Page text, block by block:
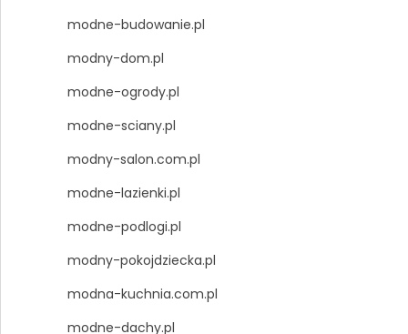
modne-budowanie.pl
modny-dom.pl
modne-ogrody.pl
modne-sciany.pl
modny-salon.com.pl
modne-lazienki.pl
modne-podlogi.pl
modny-pokojdziecka.pl
modna-kuchnia.com.pl
modne-dachy.pl